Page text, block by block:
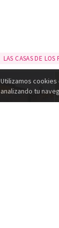
LAS CASAS DE LOS
Utilizamos
analizando tu